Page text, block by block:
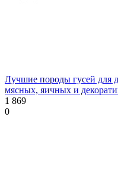
Лучшие породы гусей для
мясных, яичных и
1 869
0